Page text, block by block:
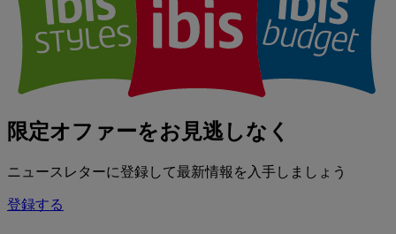
限定オファーをお見逃しなく
ニュースレターに登録して最新情報を入手しましょう
登録する